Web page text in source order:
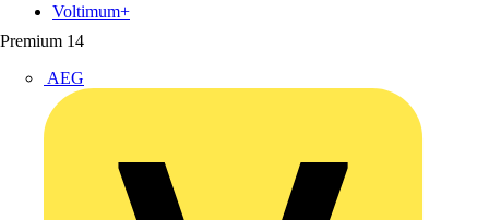
Premium 14
AEG
Voltimum+